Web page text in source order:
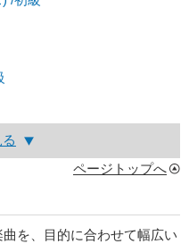
ページトップへ
を、目的に合わせて幅広い